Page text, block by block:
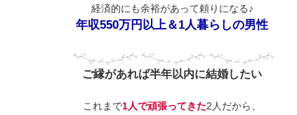
経済的にも余裕があって頼りになる♪
年収550万円以上＆1人暮らしの男性
ご縁があれば半年以内に結婚したい
これまで1人で頑張ってきた2人だから、